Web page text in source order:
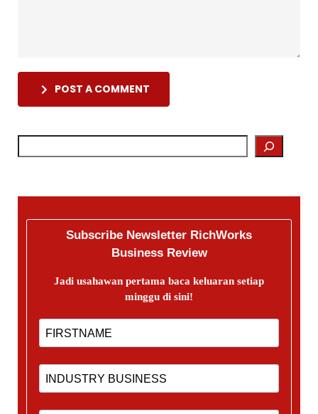
POST A COMMENT
Subscribe Newsletter RichWorks
Business Review
Jadi usahawan pertama baca keluaran setiap
minggu di sini!